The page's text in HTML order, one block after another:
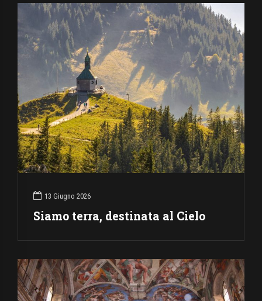
13 Giugno 2026
Siamo terra, destinata al Cielo